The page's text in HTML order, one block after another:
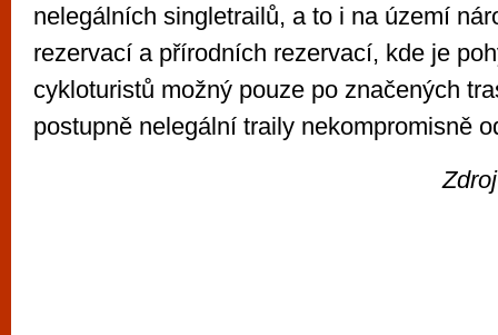
nelegálních singletrailů, a to i na území
rezervací a přírodních rezervací, kde je
cykloturistů možný pouze po značených
postupně nelegální traily nekompromisně